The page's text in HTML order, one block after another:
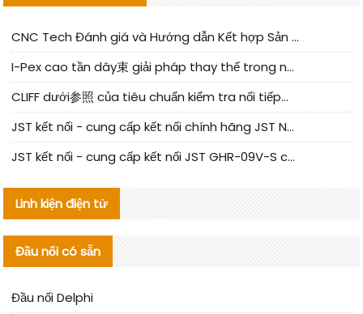
CNC Tech Đánh giá và Hướng dẫn Kết hợp Sản xuất Linh kiện Cable Nội địa
I-Pex cao tần dây束 giải pháp thay thế trong nước phân tích
CLIFF dưới参照 của tiêu chuẩn kiểm tra nối tiếp器 trong nước được cập nhật
JST kết nối - cung cấp kết nối chính hãng JST NSHR-02V-S | sản phẩm thay thế
JST kết nối - cung cấp kết nối JST GHR-09V-S chính hãng | hàng thay thế
Linh kiện điện tử
Đầu nối có sẵn
Đầu nối Delphi